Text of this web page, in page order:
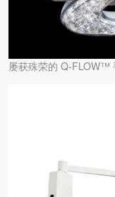
屡获殊荣的 Q-FLOW™